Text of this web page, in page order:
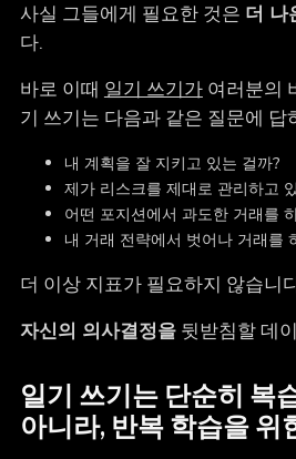
사실 그들에게 필요한 것은 더 나
다.
바로 이때 일기 쓰기가여러분의
기 쓰기는 다음과 같은 질문에 답
내 계획을 잘 지키고 있는 걸까?
제가 리스크를 제대로 관리하고
어떤 포지션에서 과도한 거래를
내 거래 전략에서 벗어나 거래를
더 이상 지표가 필요하지 않습니
자신의 의사결정을뒷받침할 데
일기 쓰기는 단순히 복
아니라, 반복 학습을 위